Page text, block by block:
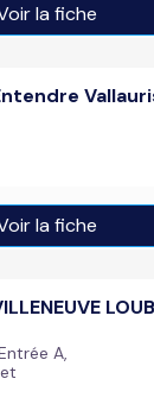
la fiche
la fiche
A,